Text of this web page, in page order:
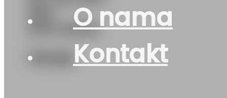
O nama
Kontakt
DOT:45/24
176